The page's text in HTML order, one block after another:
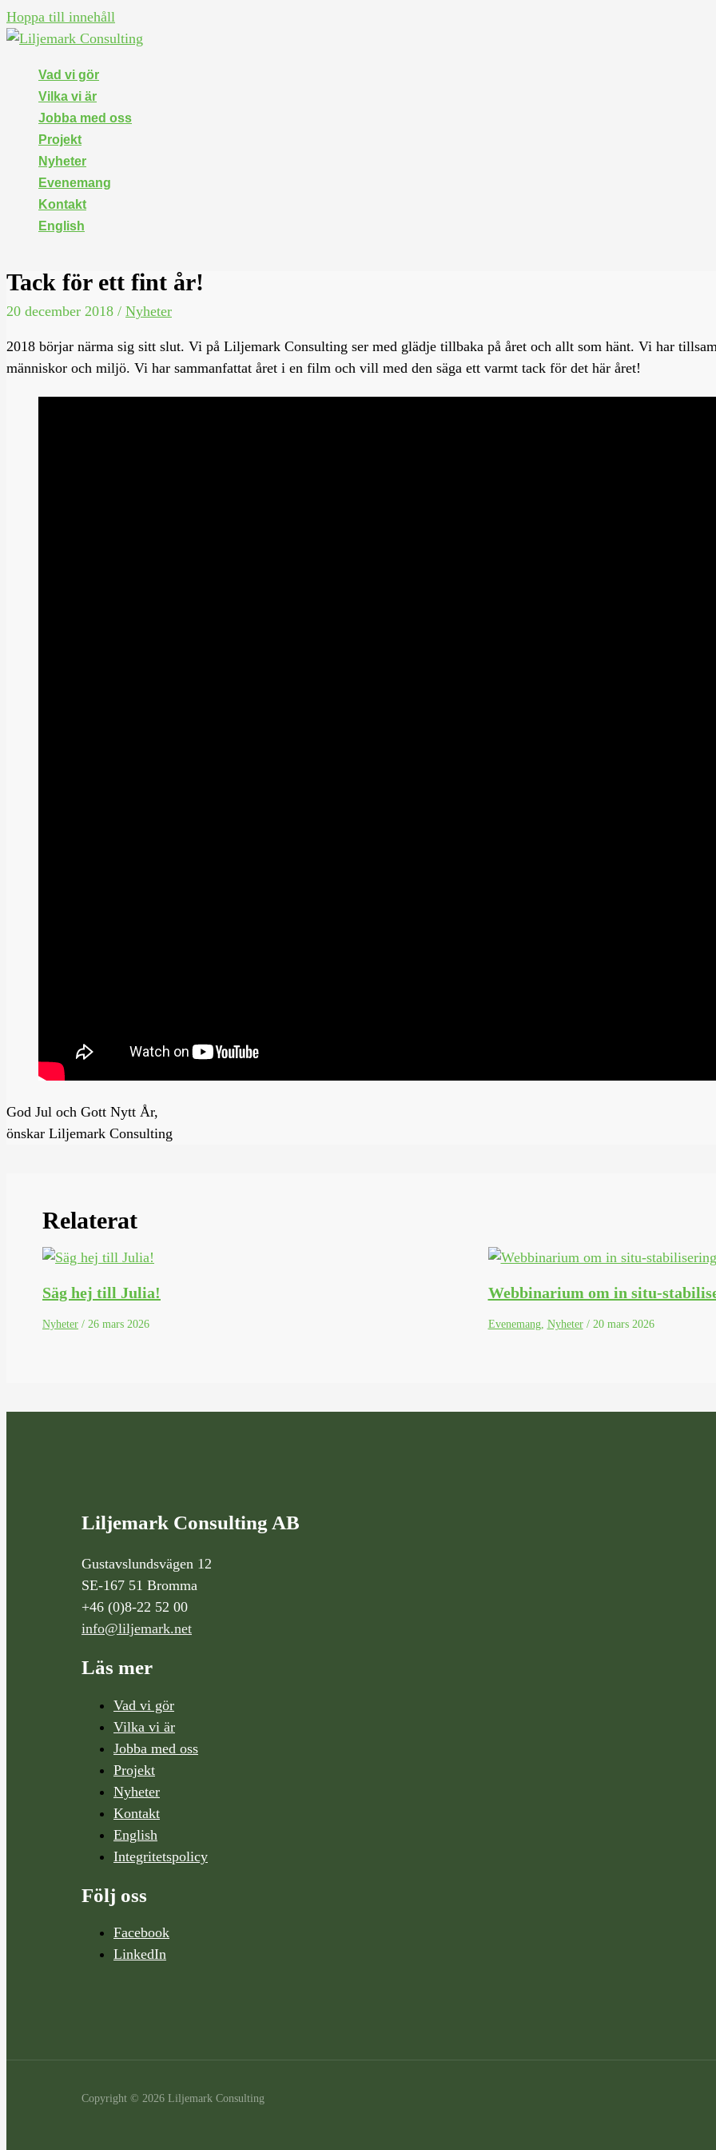
Hoppa till innehåll
Vad vi gör
Vilka vi är
Jobba med oss
Projekt
Nyheter
Evenemang
Kontakt
English
Tack för ett fint år!
20 december 2018 / Nyheter
2018 börjar närma sig sitt slut. Vi på Liljemark Consulting ser med glädje tillbaka på året och allt som hänt. Vi har
människor och miljö. Vi har sammanfattat året i en film och vill med den säga ett varmt tack för det här året!
God Jul och Gott Nytt År,
önskar Liljemark Consulting
Relaterat
Säg hej till Julia!
Nyheter / 26 mars 2026
Webbinarium om in situ-
Evenemang, Nyheter/ 20 mars 2026
Liljemark Consulting AB
Gustavslundsvägen 12
SE-167 51 Bromma
+46 (0)8-22 52 00
info@liljemark.net
Läs mer
Vad vi gör
Vilka vi är
Jobba med oss
Projekt
Nyheter
Kontakt
English
Integritetspolicy
Följ oss
Facebook
LinkedIn
Copyright © 2026 Liljemark Consulting